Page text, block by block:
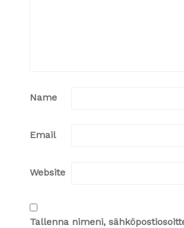
Name
Email
Website
Tallenna nimeni,